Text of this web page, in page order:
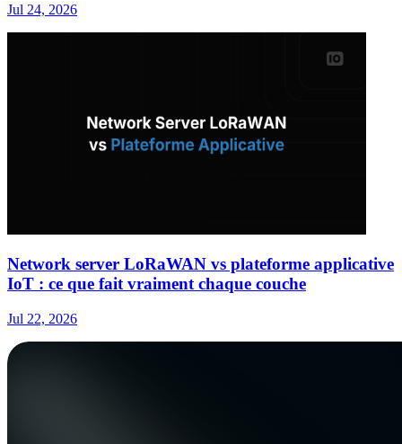
Jul 24, 2026
Network server LoRaWAN vs plateforme applicative
IoT : ce que fait vraiment chaque couche
Jul 22, 2026